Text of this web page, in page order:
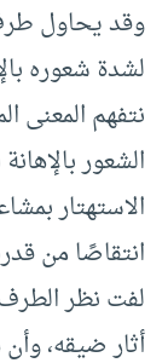
وقد يحاول
لشدة شعوره
نتفهم المعنى
الشعور
الاستهتار
انتقاصًا من
لفت نظر
أثار ضيقه،